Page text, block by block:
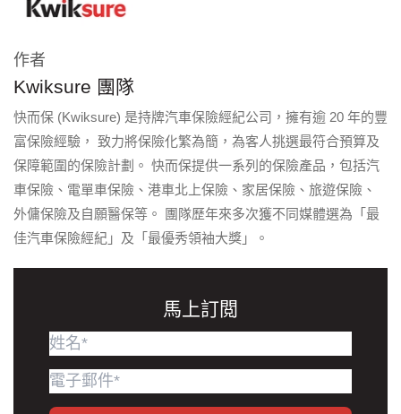
作者
Kwiksure 團隊
快而保 (Kwiksure) 是持牌汽車保險經紀公司，擁有逾 20 年的豐
富保險經驗， 致力將保險化繁為簡，為客人挑選最符合預算及
保障範圍的保險計劃。 快而保提供一系列的保險產品，包括汽
車保險、電單車保險、港車北上保險、家居保險、旅遊保險、
外傭保險及自願醫保等。 團隊歷年來多次獲不同媒體選為「最
佳汽車保險經紀」及「最優秀領袖大獎」。
馬上訂閲